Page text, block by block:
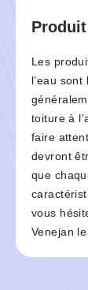
Les
l’eau
toiture à
faire
devront
que
vous
Venejan